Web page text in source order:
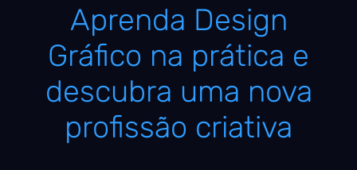
Aprenda Design
Gráfico na prática e
descubra uma nova
profissão criativa